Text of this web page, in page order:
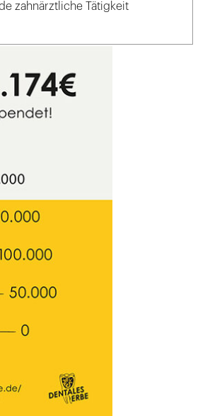
zahnärztliche Tätigkeit